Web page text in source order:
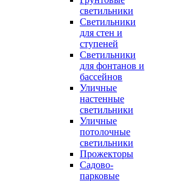
светильники
Светильники
для стен и
ступеней
Светильники
для фонтанов и
бассейнов
Уличные
настенные
светильники
Уличные
потолочные
светильники
Прожекторы
Садово-
парковые